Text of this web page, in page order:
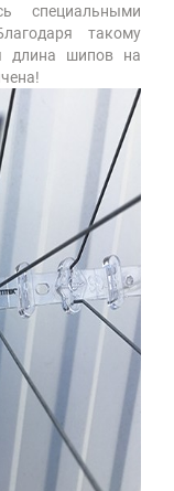
специальными
такому
длина шипов на